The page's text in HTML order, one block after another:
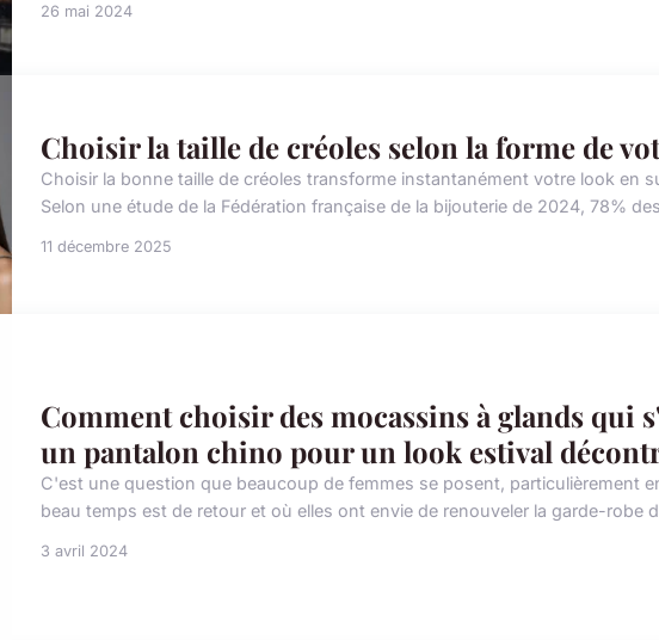
26 mai 2024
Choisir la taille de créoles selon la forme de
Choisir la bonne taille de créoles transforme instantanément votre look en
Selon une étude de la Fédération française de la bijouterie de 2024, 78%
11 décembre 2025
Comment choisir des mocassins à glands qui
un pantalon chino pour un look estival
C'est une question que beaucoup de femmes se posent, particulièrement
beau temps est de retour et où elles ont envie de renouveler la garde-robe
3 avril 2024